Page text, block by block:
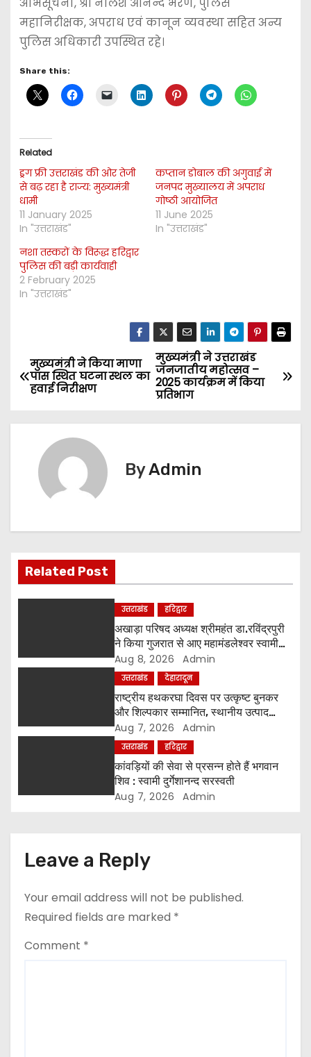
महानिरीक्षक, अपराध एवं कानून व्यवस्था सहित अन्य
पुलिस अधिकारी उपस्थित रहे।
Share this:
Related
ड्रग फ्री उत्तराखंड की ओर तेजी
से बढ़ रहा है राज्य: मुख्यमंत्री
धामी
11 January 2025
In "उत्तराखंड"
कप्तान डोबाल की अगुवाई में
जनपद मुख्यालय में अपराध
गोष्ठी आयोजित
11 June 2025
In "उत्तराखंड"
नशा तस्करों के विरूद्ध हरिद्वार
पुलिस की बड़ी कार्यवाही
2 February 2025
In "उत्तराखंड"
P
o
s
v
g
t
n
मुख्यमंत्री ने उत्तराखंड
जनजातीय महोत्सव –
2025 कार्यक्रम में किया
प्रतिभाग
मुख्यमंत्री ने किया माणा
पास स्थित घटना स्थल का
हवाई निरीक्षण
ByAdmin
Related Post
उत्तराखंड हरिद्वार
अखाड़ा परिषद अध्यक्ष श्रीमहंत डा.रविंद्रपुरी
ने किया गुजरात से आए महामंडलेश्वर स्वामी
कुर्षी पुरी और भक्तों का स्वागत
Aug 8, 2026 Admin
उत्तराखंड देहारादून
राष्ट्रीय हथकरघा दिवस पर उत्कृष्ट बुनकर
और शिल्पकार सम्मानित, स्थानीय उत्पाद
अपनाने का आह्वान
Aug 7, 2026 Admin
उत्तराखंड हरिद्वार
कांवड़ियों की सेवा से प्रसन्न होते हैं भगवान
शिव : स्वामी दुर्गेशानन्द सरस्वती
Aug 7, 2026 Admin
Leave a Reply
Your email address will not be published.
Required fields are marked *
Comment *